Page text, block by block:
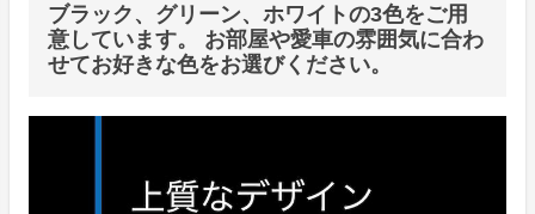
ブラック、グリーン、ホワイトの3色をご用
意しています。 お部屋や愛車の雰囲気に合わ
せてお好きな色をお選びください。